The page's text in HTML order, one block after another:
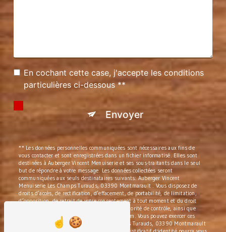
En cochant cette case, j'accepte les conditions
particulières ci-dessous **
Envoyer
** Les données personnelles communiquées sont nécessaires aux fins de
vous contacter et sont enregistrées dans un fichier informatisé. Elles sont
destinées à Auberger Vincent Menuiserie et ses sous-traitants dans le seul
but de répondre à votre message. Les données collectées seront
communiquées aux seuls destinataires suivants: Auberger Vincent
Menuiserie Les Champs Turauds, 03390 Montmarault . Vous disposez de
droits d’accès, de rectification, d’effacement, de portabilité, de limitation,
d’opposition, de retrait de votre consentement à tout moment et du droit
d’introduire une réclamation auprès d’une autorité de contrôle, ainsi que
d’organiser le sort de vos données post-mortem. Vous pouvez exercer ces
droits par voie postale à l'adresse Les Champs Turauds, 03390 Montmarault